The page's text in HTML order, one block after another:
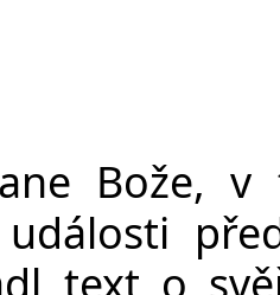
Bože,
události
text o